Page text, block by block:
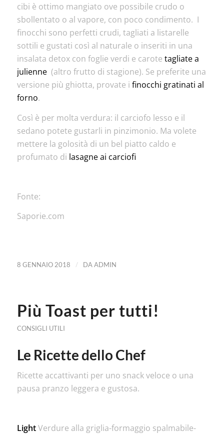
cibi è ottimo mangiato ove possibile crudo o
sbollentato o al vapore, con poco condimento. I
finocchi sono perfetti crudi, tagliati a listarelle
sottili e gustati così al naturale o inseriti in una
insalata detox con foglie verdi e carote tagliate a
julienne(altro frutto di stagione). Se preferite una
versione più ghiotta, provate i finocchi gratinati al
forno.
Così è per molta verdura: il carciofo lesso e il
sedano potete gustarli in pinzimonio. Ma volete
mettere la golosità di un bel piatto caldo e
profumato di lasagne ai carciofi
Fonte:
Saporie.com
8 GENNAIO 2018 / DAADMIN
Più Toast per tutti!
CONSIGLI UTILI
Le Ricette dello Chef
Ricette accattivanti per uno snack veloce o una
pausa pranzo leggera e gustosa.
LightVerdure alla griglia-formaggio spalmabile-